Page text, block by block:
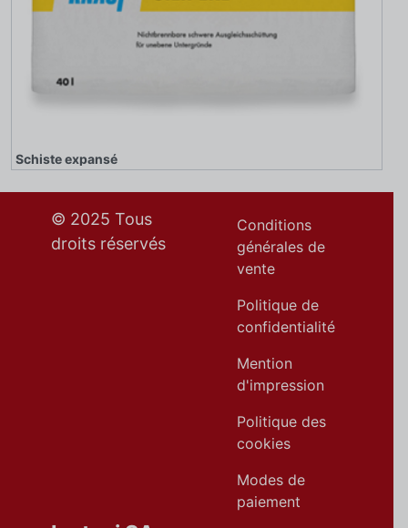
Schiste expansé
© 2025 Tous
droits réservés
Conditions
générales de
vente
Politique de
confidentialité
Mention
d'impression
Politique des
cookies
Modes de
paiement